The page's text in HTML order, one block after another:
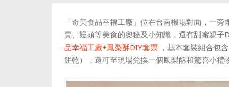
「奇美食品幸福工廠」位在台南機場對面，一
賣、饅頭等美食的奧秘及小知識，還有甜蜜親子
品幸福工廠+鳳梨酥DIY套票 ，基本套裝組合包
餅乾），還可至現場兌換一個鳳梨酥和驚喜小禮